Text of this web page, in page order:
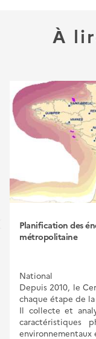
À
Planification des
métropolitaine
National
Depuis 2010, le
chaque étape de
Il collecte et
caractéristiques
environnementaux